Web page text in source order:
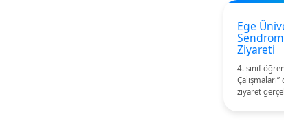
Ege
Ziyareti
4. sınıf
Çalışmaları” dersi
ziyaret